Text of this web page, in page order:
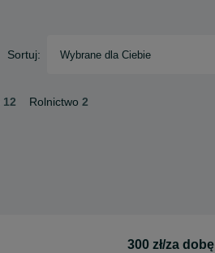
Sortuj: Wybrane dla Ciebie
12 Rolnictwo 2
300 zł/za dobę